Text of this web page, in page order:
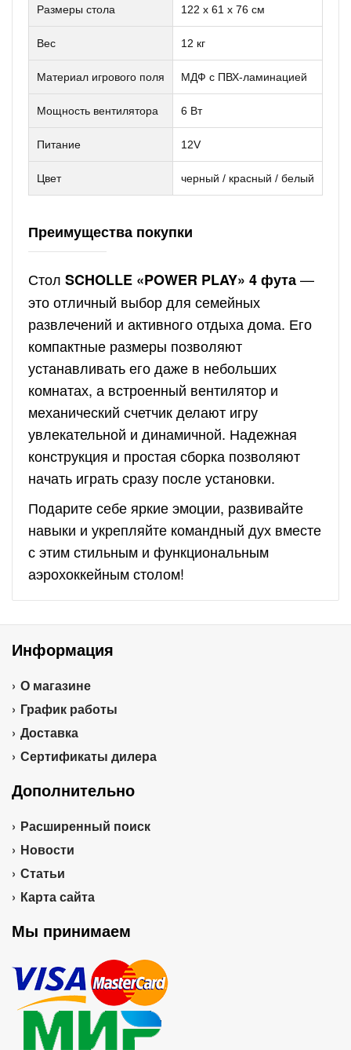
Размеры стола 122 x 61 x 76 см
Вес 12 кг
Материал игрового поля МДФ с ПВХ-ламинацией
Мощность вентилятора 6 Вт
Питание 12V
Цвет черный / красный / белый
Преимущества покупки
Стол SCHOLLE «POWER PLAY» 4 фута—
это отличный выбор для семейных
развлечений и активного отдыха дома. Его
компактные размеры позволяют
устанавливать его даже в небольших
комнатах, а встроенный вентилятор и
механический счетчик делают игру
увлекательной и динамичной. Надежная
конструкция и простая сборка позволяют
начать играть сразу после установки.
Подарите себе яркие эмоции, развивайте
навыки и укрепляйте командный дух вместе
с этим стильным и функциональным
аэрохоккейным столом!
Информация
О магазине
График работы
Доставка
Сертификаты дилера
Дополнительно
Расширенный поиск
Новости
Статьи
Карта сайта
Мы принимаем